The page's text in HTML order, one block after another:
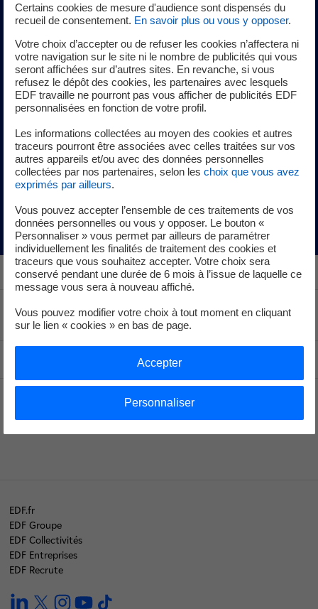
Stage de 3ème et de seconde
Tu recherches un stage de 3ème ou de seconde ? Nous
t’invitons à candidater directement sur le site internet du
gouvernement1Élève1Stage
Nous espérons t'accueillir dans les équipes EDF pour que
tu découvres nos 230 métiers et les cursus qui y mènent !
nouvel onglet
Voir le fil d'ariane
Haut de page
Recrute
EDF.fr
EDF Groupe
EDF Collectivités
EDF Entreprises
EDF Recrute
linkedintwitterinstagramyoutube
Certains cookies de mesure d'audience sont dispensés du
recueil de consentement. En savoir plus ou vous y opposer.
Votre choix d’accepter ou de refuser les cookies n’affectera ni
votre navigation sur le site ni le nombre de publicités qui vous
seront affichées sur d’autres sites. En revanche, si vous
refusez le dépôt des cookies, les partenaires avec lesquels
EDF travaille ne pourront pas vous afficher de publicités EDF
personnalisées en fonction de votre profil.
Les informations collectées au moyen des cookies et autres
traceurs pourront être associées avec celles traitées sur vos
autres appareils et/ou avec des données personnelles
collectées par nos partenaires, selon les choix que vous avez
exprimés par ailleurs.
Vous pouvez accepter l’ensemble de ces traitements de vos
données personnelles ou vous y opposer. Le bouton «
Personnaliser » vous permet par ailleurs de paramétrer
individuellement les finalités de traitement des cookies et
traceurs que vous souhaitez accepter. Votre choix sera
conservé pendant une durée de 6 mois à l’issue de laquelle ce
message vous sera à nouveau affiché.
Vous pouvez modifier votre choix à tout moment en cliquant
sur le lien « cookies » en bas de page.
Personnaliser
Accepter